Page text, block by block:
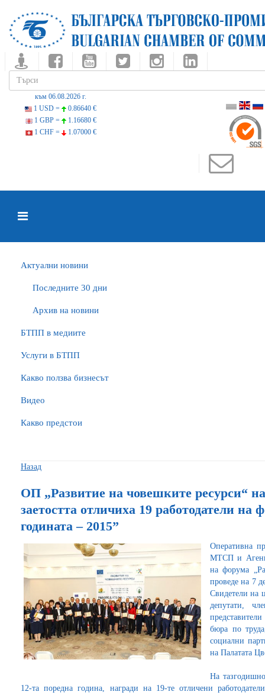
към 06.08.2026 г.
1 USD =
0.86640 €
1 GBP =
1.16680 €
1 CHF =
1.07000 €
Актуални новини
Последните 30 дни
Архив на новини
БTПП в медиите
Услуги в БТПП
Какво ползва бизнесът
Видео
Какво предстои
Назад
ОП „Развитие на човешките ресурси“
заетостта отличиха 19 работодатели на
годината – 2015”
Оперативна
МТСП и
на форума
проведе на 7
Свидетели на
депутати,
бюра по
социални
на Палатата
На
12-та поредна година, награди на 19-те отличени